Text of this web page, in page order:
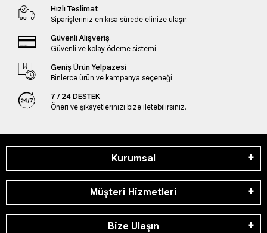
Hızlı Teslimat
Siparişleriniz en kısa sürede elinize ulaşır.
Güvenli Alışveriş
Güvenli ve kolay ödeme sistemi
Geniş Ürün Yelpazesi
Binlerce ürün ve kampanya seçeneği
7 / 24 DESTEK
Öneri ve şikayetlerinizi bize iletebilirsiniz.
Kurumsal
Müşteri Hizmetleri
Bize Ulaşın